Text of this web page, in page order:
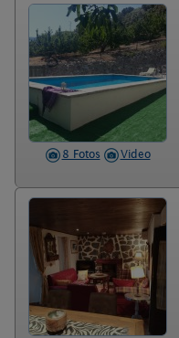
8 Fotos Video